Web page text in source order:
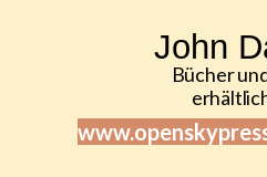
John
Bücher